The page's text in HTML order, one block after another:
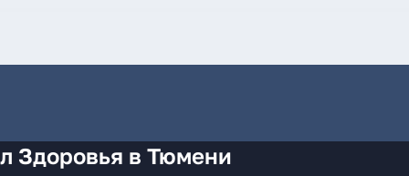
Здоровья в Тюмени